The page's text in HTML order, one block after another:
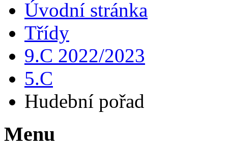
Úvodní stránka
Třídy
9.C 2022/2023
5.C
Hudební pořad
Menu